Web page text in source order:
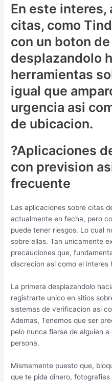
En este interes,
citas, como
con un boton
desplazandolo
herramientas
igual que
urgencia asi­
de ubicacion.
?Aplicaciones
con prevision
frecuente
Las aplicaciones sobre citas
actualmente en fecha, pero
puede tener riesgos. Lo cual
sobre ellas. Tan unicamente
precauciones que,
discrecion asi­ como el interes
La primera desplazandolo
registrarte unico en sitios
sistemas de verificacion asi­
Ademas, Tenemos que ser
pelo nunca fiarse de alguien
persona.
Mismamente puesto que,
que te pida dinero,